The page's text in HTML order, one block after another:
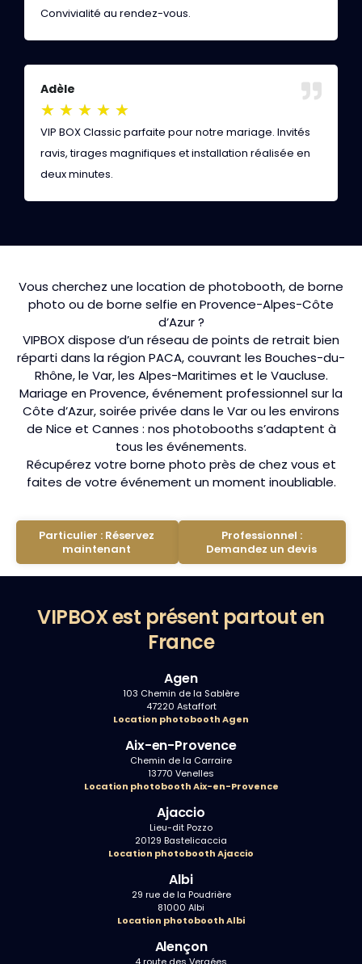
Convivialité au rendez-vous.
Adèle
★ ★ ★ ★ ★
VIP BOX Classic parfaite pour notre mariage. Invités
ravis, tirages magnifiques et installation réalisée en
deux minutes.
Vous cherchez une location de photobooth, de borne
photo ou de borne selfie en Provence-Alpes-Côte
d’Azur ?
VIPBOX dispose d’un réseau de points de retrait bien
réparti dans la région PACA, couvrant les Bouches-du-
Rhône, le Var, les Alpes-Maritimes et le Vaucluse.
Mariage en Provence, événement professionnel sur la
Côte d’Azur, soirée privée dans le Var ou les environs
de Nice et Cannes : nos photobooths s’adaptent à
tous les événements.
Récupérez votre borne photo près de chez vous et
faites de votre événement un moment inoubliable.
Particulier : Réservez
maintenant
Professionnel :
Demandez un devis
VIPBOX est présent partout en
France
Agen
103 Chemin de la Sablère
47220 Astaffort
Location photobooth Agen
Aix-en-Provence
Chemin de la Carraire
13770 Venelles
Location photobooth Aix-en-Provence
Ajaccio
Lieu-dit Pozzo
20129 Bastelicaccia
Location photobooth Ajaccio
Albi
29 rue de la Poudrière
81000 Albi
Location photobooth Albi
Alençon